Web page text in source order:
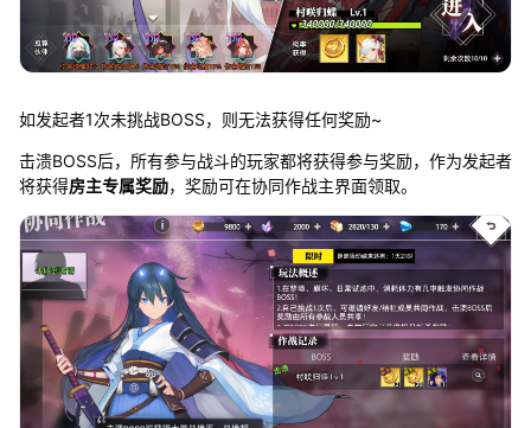
如发起者1次未挑战BOSS，则无法获得任何奖励~
击溃BOSS后，所有参与战斗的玩家都将获得参与奖励，作为发起者
将获得房主专属奖励，奖励可在协同作战主界面领取。